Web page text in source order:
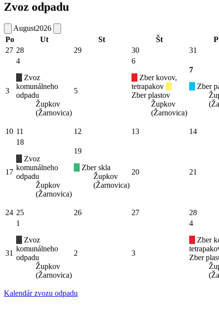
Zvoz odpadu
August2026
Po
Ut St Št
27 28 29 30 31
3
4
Zvoz
komunálneho
odpadu
Župkov
(Žarnovica)
5
6
Zber kovov,
tetrapakov
Zber plastov
Župkov
(Žarnovica)
7
Zber
10 11 12 13 14
17
18
Zvoz
komunálneho
odpadu
Župkov
(Žarnovica)
19
Zber skla
Župkov
(Žarnovica)
20 21
24 25 26 27 28
31
1
Zvoz
komunálneho
odpadu
Župkov
(Žarnovica)
2 3
4
Zber
Zber
Kalendár zvozu odpadu